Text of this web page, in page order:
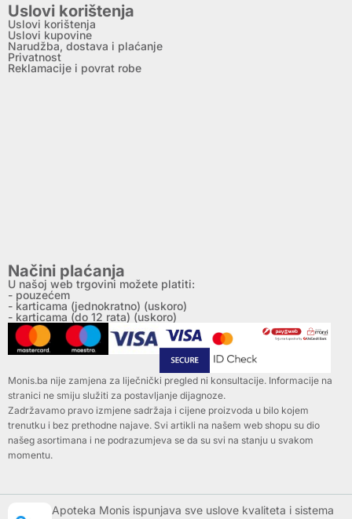
Uslovi korištenja
Uslovi korištenja
Uslovi kupovine
Narudžba, dostava i plaćanje
Privatnost
Reklamacije i povrat robe
Načini plaćanja
U našoj web trgovini možete platiti:
- pouzećem
- karticama (jednokratno) (uskoro)
- karticama (do 12 rata) (uskoro)
Monis.ba nije zamjena za liječnički pregled ni konsultacije. Informacije na
stranici ne smiju služiti za postavljanje dijagnoze.
Zadržavamo pravo izmjene sadržaja i cijene proizvoda u bilo kojem
trenutku i bez prethodne najave. Svi artikli na našem web shopu su dio
našeg asortimana i ne podrazumjeva se da su svi na stanju u svakom
momentu.
Apoteka Monis ispunjava sve uslove kvaliteta i sistema